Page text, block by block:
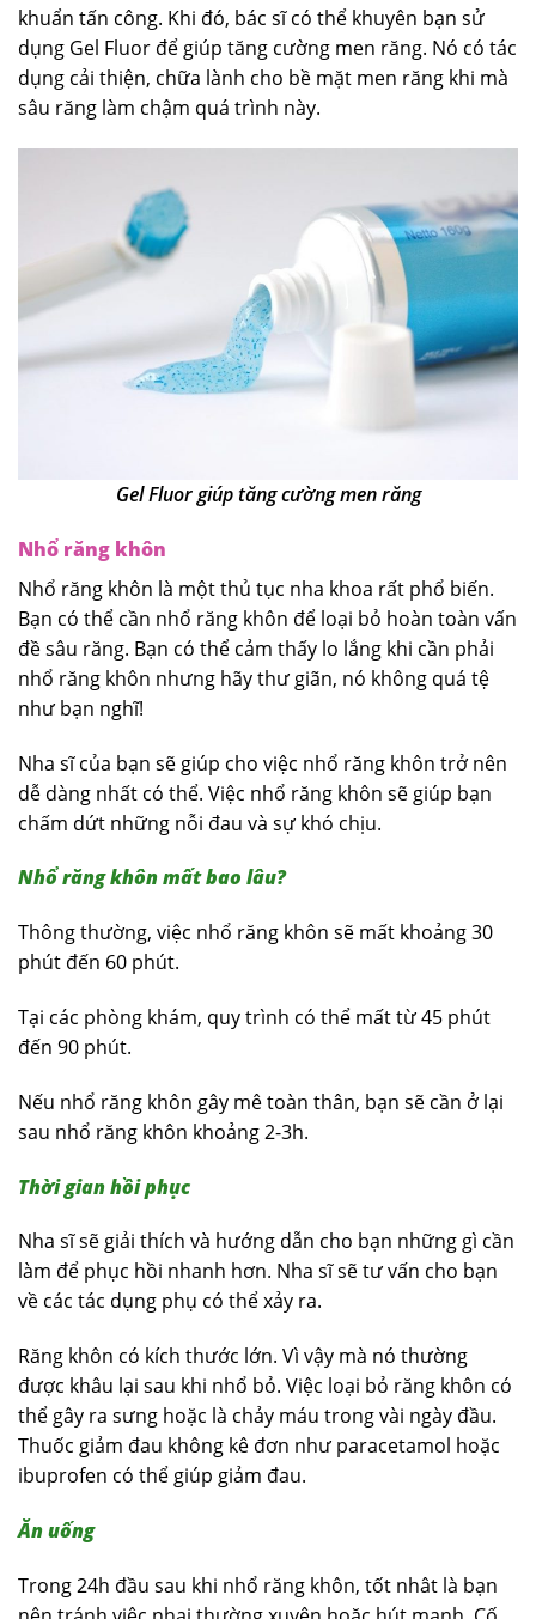
khuẩn tấn công. Khi đó, bác sĩ có thể khuyên bạn sử
dụng Gel Fluor để giúp tăng cường men răng. Nó có tác
dụng cải thiện, chữa lành cho bề mặt men răng khi mà
sâu răng làm chậm quá trình này.
Gel Fluor giúp tăng cường men răng
Nhổ răng khôn
Nhổ răng khôn là một thủ tục nha khoa rất phổ biến.
Bạn có thể cần nhổ răng khôn để loại bỏ hoàn toàn vấn
đề sâu răng. Bạn có thể cảm thấy lo lắng khi cần phải
nhổ răng khôn nhưng hãy thư giãn, nó không quá tệ
như bạn nghĩ!
Nha sĩ của bạn sẽ giúp cho việc nhổ răng khôn trở nên
dễ dàng nhất có thể. Việc nhổ răng khôn sẽ giúp bạn
chấm dứt những nỗi đau và sự khó chịu.
Nhổ răng khôn mất bao lâu?
Thông thường, việc nhổ răng khôn sẽ mất khoảng 30
phút đến 60 phút.
Tại các phòng khám, quy trình có thể mất từ 45 phút
đến 90 phút.
Nếu nhổ răng khôn gây mê toàn thân, bạn sẽ cần ở lại
sau nhổ răng khôn khoảng 2-3h.
Thời gian hồi phục
Nha sĩ sẽ giải thích và hướng dẫn cho bạn những gì cần
làm để phục hồi nhanh hơn. Nha sĩ sẽ tư vấn cho bạn
về các tác dụng phụ có thể xảy ra.
Răng khôn có kích thước lớn. Vì vậy mà nó thường
được khâu lại sau khi nhổ bỏ. Việc loại bỏ răng khôn có
thể gây ra sưng hoặc là chảy máu trong vài ngày đầu.
Thuốc giảm đau không kê đơn như paracetamol hoặc
ibuprofen có thể giúp giảm đau.
Ăn uống
Trong 24h đầu sau khi nhổ răng khôn, tốt nhât là bạn